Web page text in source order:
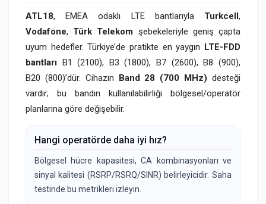
ATL18, EMEA odaklı LTE bantlarıyla Turkcell,
Vodafone, Türk Telekom şebekeleriyle geniş çapta
uyum hedefler. Türkiye’de pratikte en yaygın LTE-FDD
bantları B1 (2100), B3 (1800), B7 (2600), B8 (900),
B20 (800)’dür. Cihazın Band 28 (700 MHz) desteği
vardır; bu bandın kullanılabilirliği bölgesel/operatör
planlarına göre değişebilir.
Hangi operatörde daha iyi hız?
Bölgesel hücre kapasitesi, CA kombinasyonları ve
sinyal kalitesi (RSRP/RSRQ/SINR) belirleyicidir. Saha
testinde bu metrikleri izleyin.